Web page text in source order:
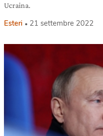
Ucraina.
Esteri 21 settembre 2022